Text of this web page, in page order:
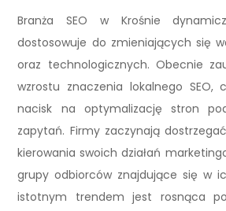
Branża SEO w Krośnie
dostosowuje do zmieniających się
oraz technologicznych. Obecnie
wzrostu znaczenia lokalnego SEO,
nacisk na optymalizację stron
zapytań. Firmy zaczynają
kierowania swoich działań
grupy odbiorców znajdujące się w
istotnym trendem jest rosnąca